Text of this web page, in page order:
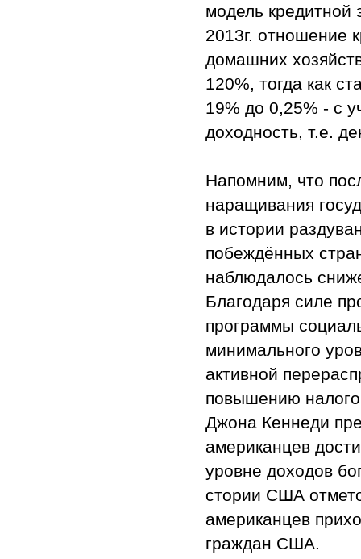
модель кредитной
2013г. отношение
домашних
120%, тогда как
19% до 0,25% - с
доходность, т.е.
Напомним, что
наращивания
в истории
побеждённых
наблюдалось
Благодаря силе
программы
минимального
активной
повышению
Джона Кеннеди
американцев
уровне доходов
стории США
американцев
граждан США.